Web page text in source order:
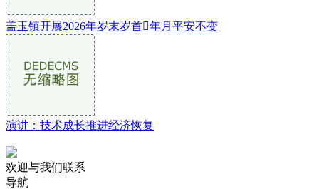
盖玉镇开展2026年岁末岁首年月平安不变
演讲：技术成长推进经济恢复
欢迎与我们联系
导航